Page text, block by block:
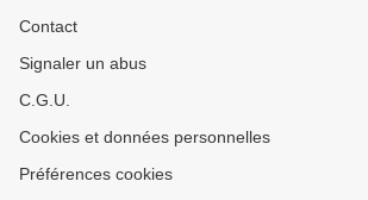
Contact
Signaler un abus
C.G.U.
Cookies et données personnelles
Préférences cookies